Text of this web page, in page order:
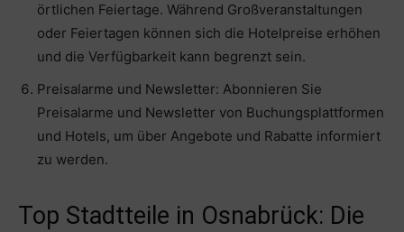
örtlichen Feiertage. Während Großveranstaltungen
oder Feiertagen können sich die Hotelpreise erhöhen
und die Verfügbarkeit kann begrenzt sein.
Preisalarme und Newsletter: Abonnieren Sie
Preisalarme und Newsletter von Buchungsplattformen
und Hotels, um über Angebote und Rabatte informiert
zu werden.
Top Stadtteile in Osnabrück: Die